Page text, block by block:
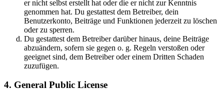
er nicht selbst erstellt hat oder die er nicht zur Kenntnis
genommen hat. Du gestattest dem Betreiber, dein
Benutzerkonto, Beiträge und Funktionen jederzeit zu löschen
oder zu sperren.
Du gestattest dem Betreiber darüber hinaus, deine Beiträge
abzuändern, sofern sie gegen o. g. Regeln verstoßen oder
geeignet sind, dem Betreiber oder einem Dritten Schaden
zuzufügen.
4. General Public License